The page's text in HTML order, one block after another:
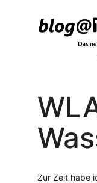
Zur Zeit habe